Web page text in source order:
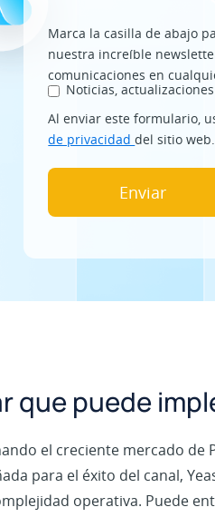
Marca la casilla de abajo
nuestra increíble
comunicaciones en
Noticias,
Al enviar este formulario,
de privacidaddel sitio web.
que puede
el creciente mercado de
para el éxito del canal,
operativa. Puede